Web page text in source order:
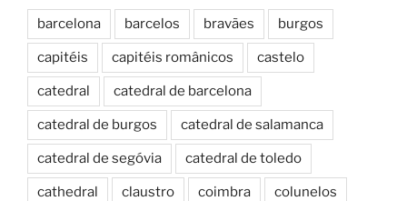
barcelona barcelos bravães burgos
capitéis capitéis românicos castelo
catedral catedral de barcelona
catedral de burgos catedral de salamanca
catedral de segóvia catedral de toledo
cathedral claustro coimbra colunelos